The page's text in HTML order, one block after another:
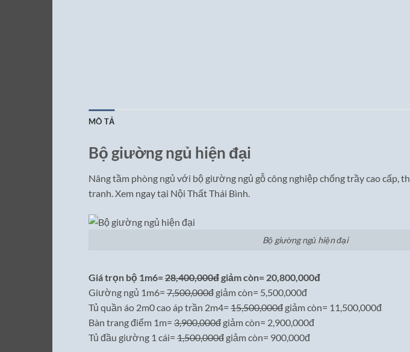
MÔ TẢ
Bộ giường ngủ hiện đại
Nâng tầm phòng ngủ với bộ giường ngủ gỗ công nghiệp chống trầy cao cấp,
tranh. Xem ngay tại Nội Thất Thái Bình.
Bộ giường ngủ hiện đại
Giá trọn bộ 1m6=28,400,000đgiảm còn= 20,800,000đ
Giường ngủ 1m6= 7,500,000đ giảm còn= 5,500,000đ
Tủ quần áo 2m0 cao áp trần 2m4= 15,500,000đ giảm còn= 11,500,000đ
Bàn trang điểm 1m= 3,900,000đ giảm còn= 2,900,000đ
Tủ đầu giường 1 cái= 1,500,000đ giảm còn= 900,000đ